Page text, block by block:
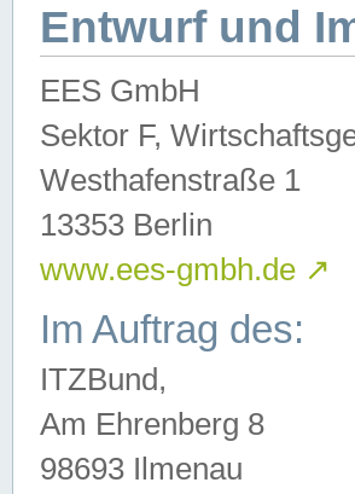
Entwurf und
EES GmbH
Sektor F,
Westhafenstraße 1
13353 Berlin
www.ees-gmbh.de ↗
Im Auftrag des:
ITZBund,
Am Ehrenberg 8
98693 Ilmenau